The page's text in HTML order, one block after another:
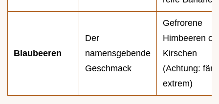
Blaubeeren
Der
namensgebende
Geschmack
Gefrorene
Himbeeren
Kirschen
(Achtung:
extrem)